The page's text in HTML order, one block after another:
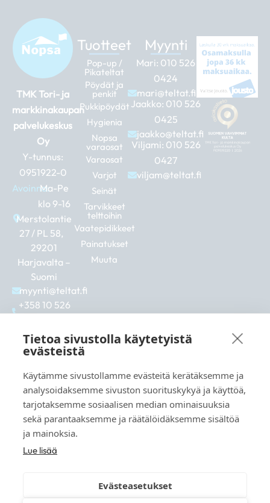
TMK Tori- ja
markkinakaupan
palvelukeskus
Oy
Y-tunnus:
0951922-0
Avoinna:Ma-Pe
klo 9-16
Merstolantie
27 / PL 58,
29201
Harjavalta –
Suomi
myynti@teltat.fi
+358 10 526
F
a
c
b
o
o
k
I
n
s
a
g
r
a
m
L
i
n
e
d
i
n
Tuotteet
Pop-up /
Pikateltat
Pöydät ja
penkit
Pukkipöydät
Hygienia
Nopsa
varaosat
Varaosat
Varjot
Seinät
Tarvikkeet
telttoihin
Vaatepidikkeet
Painatukset
Muuta
Myynti
Mari: 010 526
0424
mari@teltat.fi
Jaakko: 010 526
0425
jaakko@teltat.fi
Viljami: 010 526
0427
viljam@teltat.fi
Katso myös:
markkina.net
grillikeskus.fi
Tietoa sivustolla käytetyistä
evästeistä
Käytämme sivustollamme evästeitä kerätäksemme ja
analysoidaksemme sivuston suorituskykyä ja käyttöä,
tarjotaksemme sosiaalisen median ominaisuuksia
sekä parantaaksemme ja räätälöidäksemme sisältöä
ja mainoksia.
Lue lisää
Evästeasetukset